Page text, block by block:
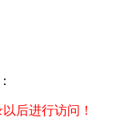
后进行访问！